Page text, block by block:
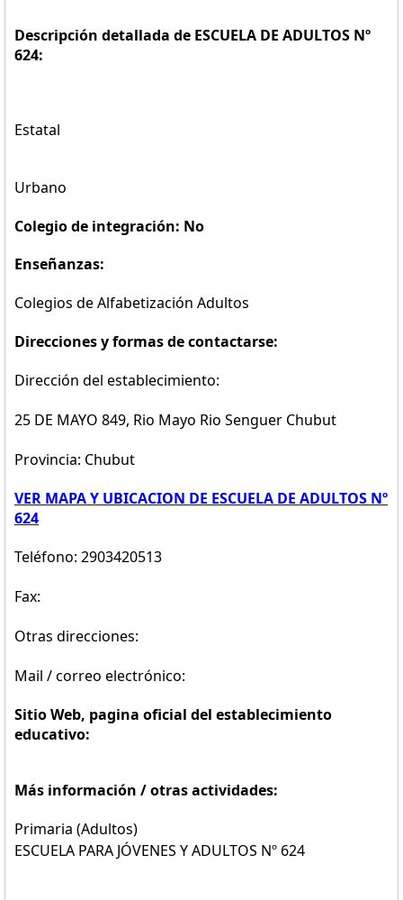
Descripción detallada de ESCUELA DE ADULTOS Nº
624:
Estatal
Urbano
Colegio de integración: No
Enseñanzas:
Colegios de Alfabetización Adultos
Direcciones y formas de contactarse:
Dirección del establecimiento:
25 DE MAYO 849, Rio Mayo Rio Senguer Chubut
Provincia: Chubut
VER MAPA Y UBICACION DE ESCUELA DE ADULTOS Nº
624
Teléfono: 2903420513
Fax:
Otras direcciones:
Mail / correo electrónico:
Sitio Web, pagina oficial del establecimiento
educativo:
Más información / otras actividades:
Primaria (Adultos)
ESCUELA PARA JÓVENES Y ADULTOS Nº 624